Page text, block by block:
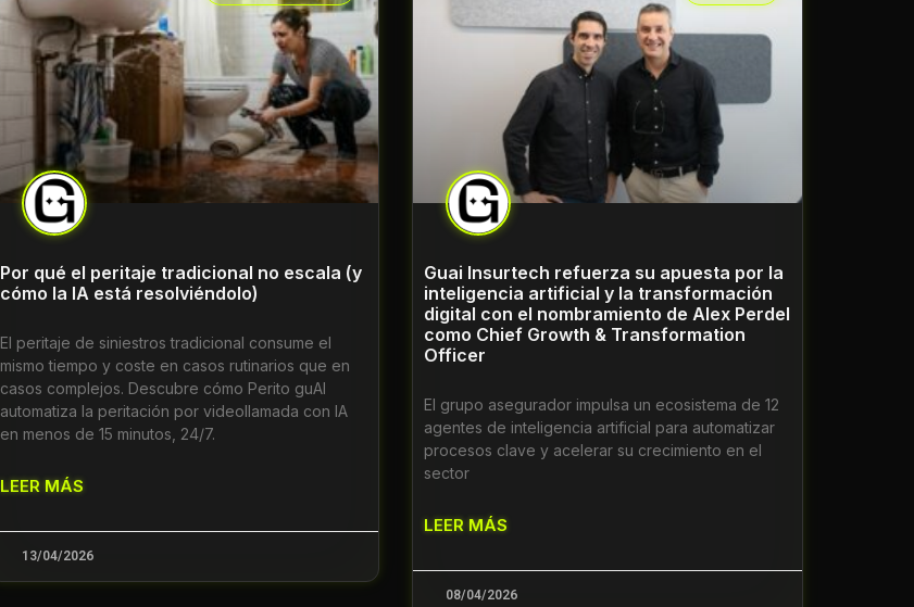
Por qué el peritaje tradicional no escala (y
cómo la IA está resolviéndolo)
El peritaje de siniestros tradicional consume el
mismo tiempo y coste en casos rutinarios que en
casos complejos. Descubre cómo Perito guAI
automatiza la peritación por videollamada con IA
en menos de 15 minutos, 24/7.
LEER MÁS
13/04/2026
Guai Insurtech refuerza su apuesta por la
inteligencia artificial y la transformación
digital con el nombramiento de Alex Perdel
como Chief Growth & Transformation
Officer
El grupo asegurador impulsa un ecosistema de 12
agentes de inteligencia artificial para automatizar
procesos clave y acelerar su crecimiento en el
sector
LEER MÁS
08/04/2026